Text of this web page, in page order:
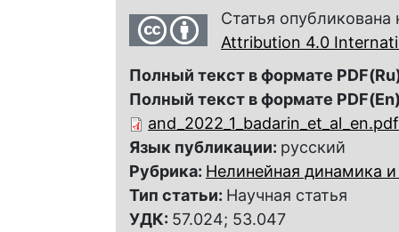
Статья
Attribution 4.0
Полный текст в формате
Полный текст в формате
and_2022_1_badarin_et_al_en.pdf
Язык публикации: русский
Рубрика: Нелинейная динамика
Тип статьи: Научная статья
УДК: 57.024; 53.047